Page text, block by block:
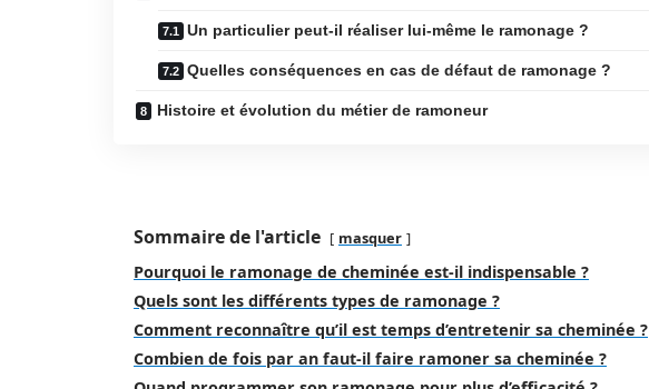
Un particulier peut-il réaliser lui-même le ramonage ?
Quelles conséquences en cas de défaut de ramonage ?
Histoire et évolution du métier de ramoneur
Sommaire de l'article masquer
Pourquoi le ramonage de cheminée est-il indispensable ?
Quels sont les différents types de ramonage ?
Comment reconnaître qu’il est temps d’entretenir sa cheminée ?
Combien de fois par an faut-il faire ramoner sa cheminée ?